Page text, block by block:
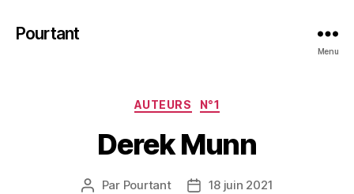
Pourtant
Menu
Catégories
AUTEURS N°1
Derek Munn
Auteur
Par Pourtant
Date18 juin 2021